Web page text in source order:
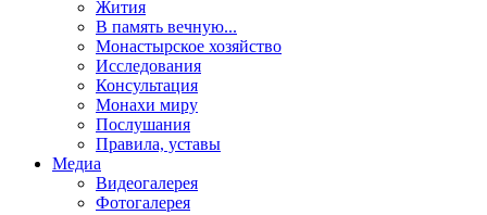
Жития
В память вечную...
Монастырское хозяйство
Исследования
Консультация
Монахи миру
Послушания
Правила, уставы
Медиа
Видеогалерея
Фотогалерея